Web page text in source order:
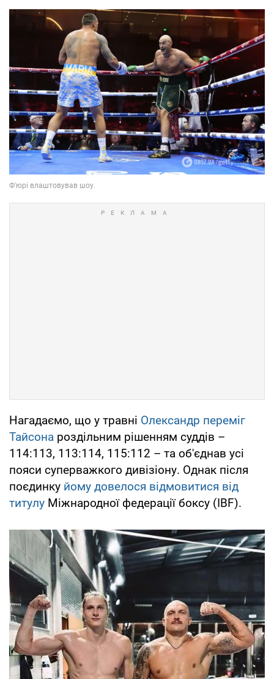
Нагадаємо, що у травні Олександр переміг
Тайсона роздільним рішенням суддів –
114:113, 113:114, 115:112 – та об'єднав усі
пояси суперважкого дивізіону. Однак після
поєдинку йому довелося відмовитися від
титулу Міжнародної федерації боксу (IBF).